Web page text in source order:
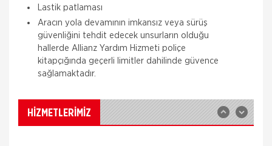
Lastik patlaması
Aracın yola devamının imkansız veya sürüş
güvenliğini tehdit edecek unsurların olduğu
hallerde Allianz Yardım Hizmeti poliçe
kitapçığında geçerli limitler dahilinde güvence
sağlamaktadır.
HİZMETLERİMİZ
Aksigorta
Zorunlu Deprem Sigortası
Zorunlu Deprem Sigortası depremin, deprem
sonucu yangın, infilak, tsunami ve yer kaymasının
sigortalı binalarda neden olacağı hasarlara karşı
Aksigorta
İş yeri Paket Sigortası siz iş yeri sahipleri
düşünülerek mümkün olan tüm riskleri en ekonomik